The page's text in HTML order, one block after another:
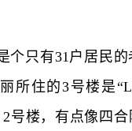
只有31户居民的
所住的3号楼是
号楼，有点像四合